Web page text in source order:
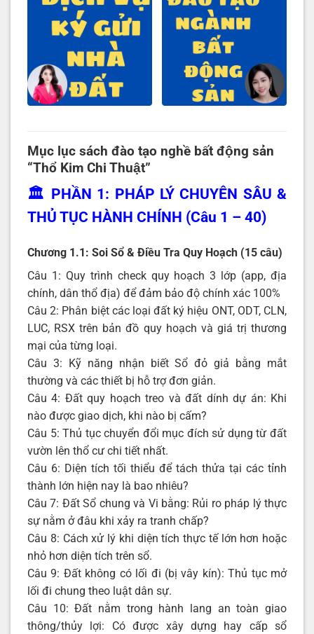
Mục lục sách đào tạo nghề bất động sản
“Thổ Kim Chi Thuật”
🏛️ PHẦN 1: PHÁP LÝ CHUYÊN SÂU &
THỦ TỤC HÀNH CHÍNH (Câu 1 – 40)
Chương 1.1: Soi Sổ & Điều Tra Quy Hoạch (15 câu)
Câu 1: Quy trình check quy hoạch 3 lớp (app, địa
chính, dân thổ địa) để đảm bảo độ chính xác 100%
Câu 2: Phân biệt các loại đất ký hiệu ONT, ODT, CLN,
LUC, RSX trên bản đồ quy hoạch và giá trị thương
mại của từng loại.
Câu 3: Kỹ năng nhận biết Sổ đỏ giả bằng mắt
thường và các thiết bị hỗ trợ đơn giản.
Câu 4: Đất quy hoạch treo và đất dính dự án: Khi
nào được giao dịch, khi nào bị cấm?
Câu 5: Thủ tục chuyển đổi mục đích sử dụng từ đất
vườn lên thổ cư chi tiết nhất.
Câu 6: Diện tích tối thiểu để tách thửa tại các tỉnh
thành lớn hiện nay là bao nhiêu?
Câu 7: Đất Sổ chung và Vi bằng: Rủi ro pháp lý thực
sự nằm ở đâu khi xảy ra tranh chấp?
Câu 8: Cách xử lý khi diện tích thực tế lớn hơn hoặc
nhỏ hơn diện tích trên sổ.
Câu 9: Đất không có lối đi (bị vây kín): Thủ tục mở
lối đi chung theo luật dân sự.
Câu 10: Đất nằm trong hành lang an toàn giao
thông/thủy lợi: Có được xây dựng hay cấp sổ